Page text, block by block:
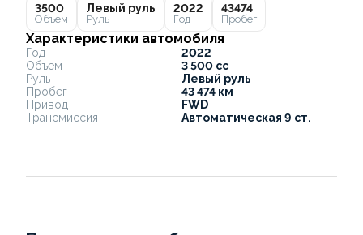
3500
Объем
Левый руль
Руль
2022
Год
43474
Пробег
Характеристики автомобиля
Год
2022
Объем
3 500 cc
Руль
Левый руль
Пробег
43 474 км
Привод
FWD
Трансмиссия
Автоматическая 9 ст.